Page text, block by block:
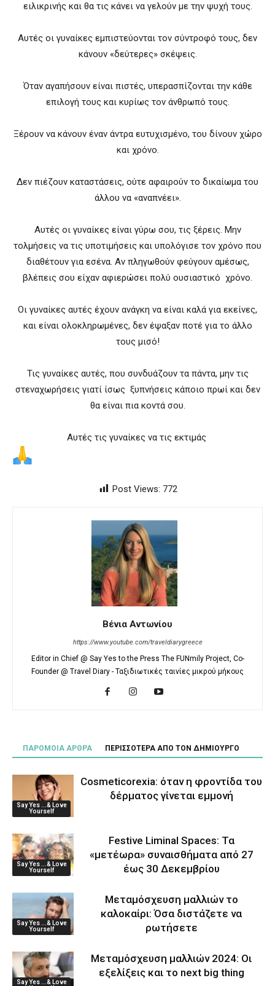
ειλικρινής και θα τις κάνει να γελούν με την ψυχή τους.
Αυτές οι γυναίκες εμπιστεύονται τον σύντροφό τους, δεν
κάνουν «δεύτερες» σκέψεις.
Όταν αγαπήσουν είναι πιστές, υπερασπίζονται την κάθε
επιλογή τους και κυρίως τον άνθρωπό τους.
Ξέρουν να κάνουν έναν άντρα ευτυχισμένο, του δίνουν χώρο
και χρόνο.
Δεν πιέζουν καταστάσεις, ούτε αφαιρούν το δικαίωμα του
άλλου να «αναπνέει».
Αυτές οι γυναίκες είναι γύρω σου, τις ξέρεις. Μην
τολμήσεις να τις υποτιμήσεις και υπολόγισε τον χρόνο που
διαθέτουν για εσένα. Αν πληγωθούν φεύγουν αμέσως,
βλέπεις σου είχαν αφιερώσει πολύ ουσιαστικό χρόνο.
Οι γυναίκες αυτές έχουν ανάγκη να είναι καλά για εκείνες,
και είναι ολοκληρωμένες, δεν έψαξαν ποτέ για το άλλο
τους μισό!
Τις γυναίκες αυτές, που συνδυάζουν τα πάντα, μην τις
στεναχωρήσεις γιατί ίσως ξυπνήσεις κάποιο πρωί και δεν
θα είναι πια κοντά σου.
Αυτές τις γυναίκες να τις εκτιμάς
Post Views: 772
Βένια Αντωνίου
https://www.youtube.com/traveldiarygreece
Editor in Chief @ Say Yes to the Press The FUNmily Project, Co-
Founder @ Travel Diary - Ταξιδιωτικές ταινίες μικρού μήκους
ΠΑΡΟΜΟΙΑ ΑΡΘΡΑ ΠΕΡΙΣΣΟΤΕΡΑ ΑΠΟ ΤΟΝ ΔΗΜΙΟΥΡΓΟ
Say Yes ...& Love
Yourself
Cosmeticorexia: όταν η φροντίδα του
δέρματος γίνεται εμμονή
Say Yes ...& Love
Yourself
Festive Liminal Spaces: Τα
«μετέωρα» συναισθήματα από 27
έως 30 Δεκεμβρίου
Say Yes ...& Love
Yourself
Μεταμόσχευση μαλλιών το
καλοκαίρι: Όσα διστάζετε να
ρωτήσετε
Say Yes ...& Love
Μεταμόσχευση μαλλιών 2024: Οι
εξελίξεις και το next big thing